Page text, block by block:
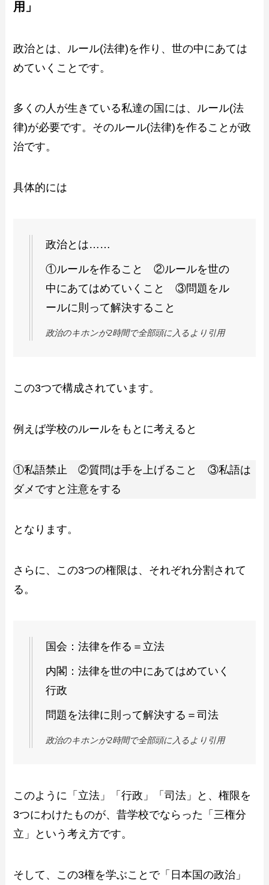
用」
政治とは、ルール(法律)を作り、世の中にあては
めていくことです。
多くの人が生きている私達の国には、ルール(法
律)が必要です。そのルール(法律)を作ることが政
治です。
具体的には
政治とは……
①ルールを作ること ②ルールを世の
中にあてはめていくこと ③問題をル
ールに則って解決すること
政治のキホンが2時間で全部頭に入るより引用
この3つで構成されています。
例えば学校のルールをもとに考えると
①私語禁止 ②質問は手を上げること ③私語は
ダメですと注意をする
となります。
さらに、この3つの権限は、それぞれ分割されて
る。
国会：法律を作る＝立法
内閣：法律を世の中にあてはめていく
行政
問題を法律に則って解決する＝司法
政治のキホンが2時間で全部頭に入るより引用
このように「立法」「行政」「司法」と、権限を
3つにわけたものが、昔学校でならった「三権分
立」という考え方です。
そして、この3権を学ぶことで「日本国の政治」